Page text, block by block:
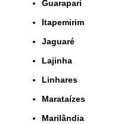
Guarapari
Itapemirim
Jaguaré
Lajinha
Linhares
Marataízes
Marilândia